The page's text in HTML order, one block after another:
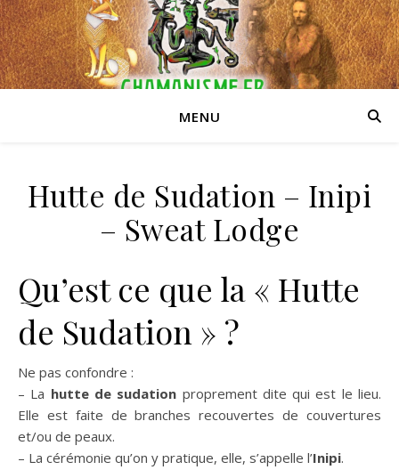
MENU
Hutte de Sudation – Inipi
– Sweat Lodge
Qu’est ce que la « Hutte
de Sudation » ?
Ne pas confondre :
– La hutte de sudation proprement dite qui est le lieu.
Elle est faite de branches recouvertes de couvertures
et/ou de peaux.
– La cérémonie qu’on y pratique, elle, s’appelle l’Inipi.